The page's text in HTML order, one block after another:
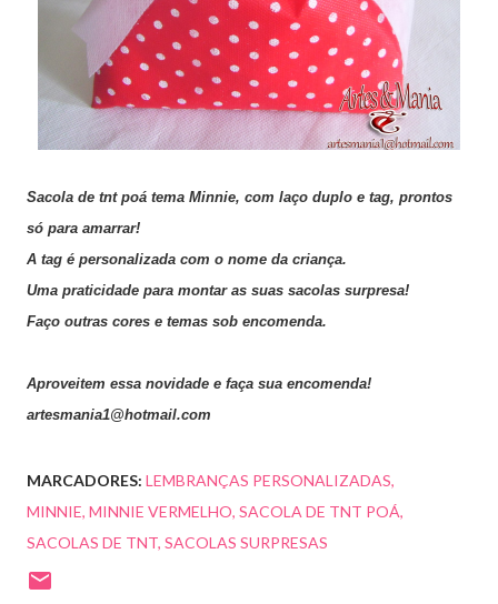
Sacola de tnt poá tema Minnie, com laço duplo e tag, prontos
só para amarrar!
A tag é personalizada com o nome da criança.
Uma praticidade para montar as suas sacolas surpresa!
Faço outras cores e temas sob encomenda.
Aproveitem essa novidade e faça sua encomenda!
artesmania1@hotmail.com
MARCADORES: LEMBRANÇAS PERSONALIZADAS
MINNIE MINNIE VERMELHO SACOLA DE TNT POÁ
SACOLAS DE TNT SACOLAS SURPRESAS